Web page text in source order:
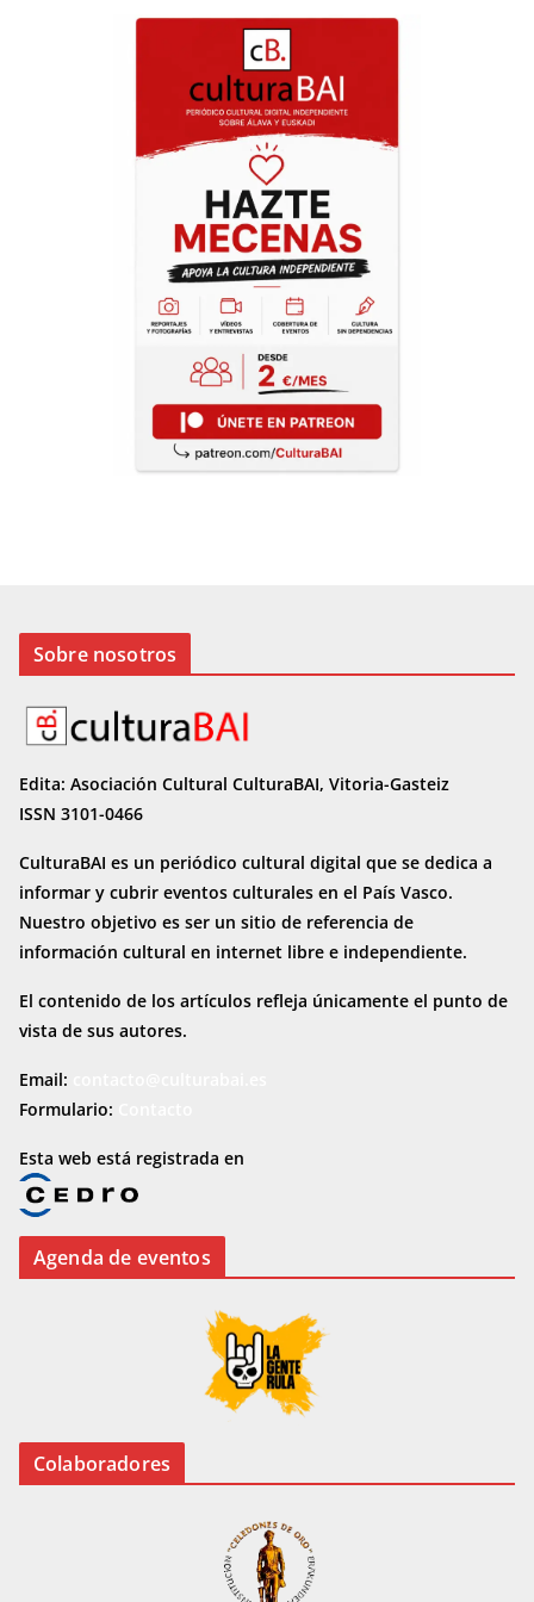
Sobre nosotros
Edita: Asociación Cultural CulturaBAI, Vitoria-Gasteiz
ISSN 3101-0466
CulturaBAI es un periódico cultural digital que se dedica a
informar y cubrir eventos culturales en el País Vasco.
Nuestro objetivo es ser un sitio de referencia de
información cultural en internet libre e independiente.
El contenido de los artículos refleja únicamente el punto de
vista de sus autores.
Email:
Formulario:
Esta web está registrada en
Agenda de eventos
Colaboradores